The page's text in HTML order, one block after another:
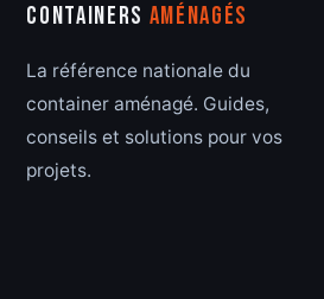
Containers Aménagés
La référence nationale du
container aménagé. Guides,
conseils et solutions pour vos
projets.